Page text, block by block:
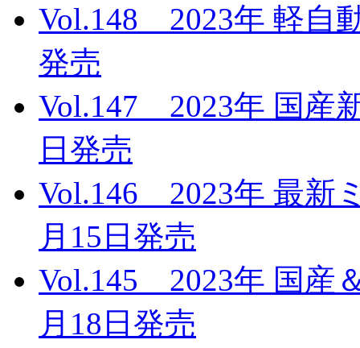
Vol.148 2023年 軽自
発売
Vol.147 2023年 国産
日発売
Vol.146 2023年 最新
月15日発売
Vol.145 2023年 国産
月18日発売